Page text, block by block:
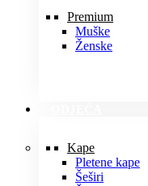
Premium
Muške
Ženske
Kape
Pletene kape
Šeširi